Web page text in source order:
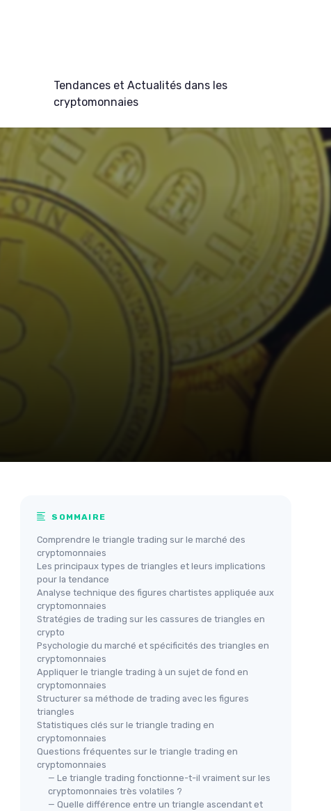
Tendances et Actualités dans les
cryptomonnaies
SOMMAIRE
Comprendre le triangle trading sur le marché des
cryptomonnaies
Les principaux types de triangles et leurs implications
pour la tendance
Analyse technique des figures chartistes appliquée aux
cryptomonnaies
Stratégies de trading sur les cassures de triangles en
crypto
Psychologie du marché et spécificités des triangles en
cryptomonnaies
Appliquer le triangle trading à un sujet de fond en
cryptomonnaies
Structurer sa méthode de trading avec les figures
triangles
Statistiques clés sur le triangle trading en
cryptomonnaies
Questions fréquentes sur le triangle trading en
cryptomonnaies
— Le triangle trading fonctionne-t-il vraiment sur les
cryptomonnaies très volatiles ?
— Quelle différence entre un triangle ascendant et